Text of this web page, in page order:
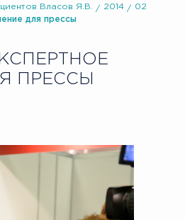
Власов Я.В.
2014
02
для прессы
ПРЕССЫ